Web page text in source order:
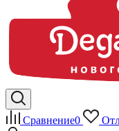
Сравнение0